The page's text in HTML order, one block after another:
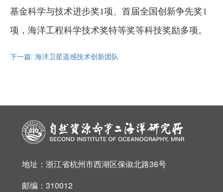
基金科学与技术进步奖1项、首届全国创新争先奖1
项，海洋工程科学技术奖特等奖等科技奖励多项。
下一篇: 海洋卫星遥感技术创新团队
地址：浙江省杭州市西湖区保俶北路36号
邮编：310012